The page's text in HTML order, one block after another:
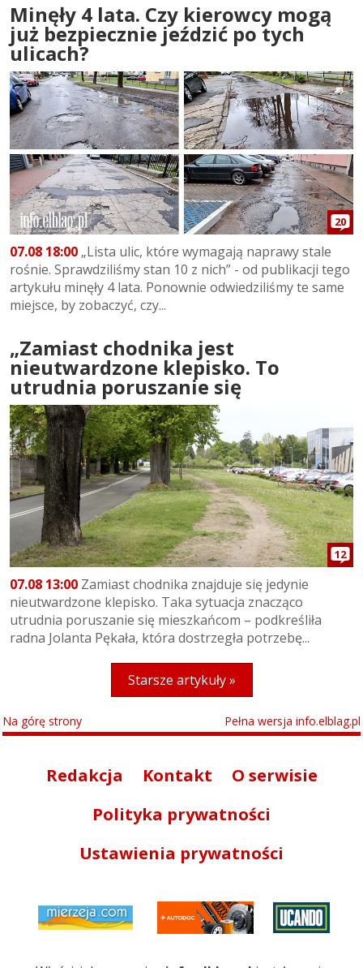
Minęły 4 lata. Czy kierowcy mogą
już bezpiecznie jeździć po tych
ulicach?
20
07.08 18:00 „Lista ulic, które wymagają naprawy stale
rośnie. Sprawdziliśmy stan 10 z nich” - od publikacji tego
artykułu minęły 4 lata. Ponownie odwiedziliśmy te same
miejsce, by zobaczyć, czy...
„Zamiast chodnika jest
nieutwardzone klepisko. To
utrudnia poruszanie się
12
07.08 13:00 Zamiast chodnika znajduje się jedynie
nieutwardzone klepisko. Taka sytuacja znacząco
utrudnia poruszanie się mieszkańcom – podkreśliła
radna Jolanta Pękała, która dostrzegła potrzebę...
Starsze artykuły »
Na górę strony Pełna wersja info.elblag.pl
Redakcja Kontakt
O serwisie
Polityka prywatności
Ustawienia prywatności